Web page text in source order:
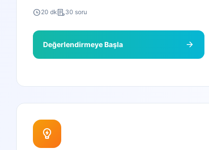
20 dk 30 soru
Değerlendirmeye Başla